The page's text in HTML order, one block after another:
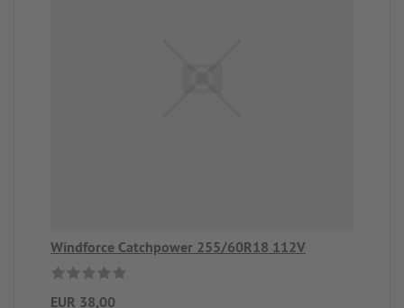
Windforce Catchpower 255/60R18 112V
EUR 38,00